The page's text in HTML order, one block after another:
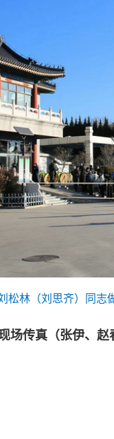
松林（刘思齐）同志
场传真（张伊、赵